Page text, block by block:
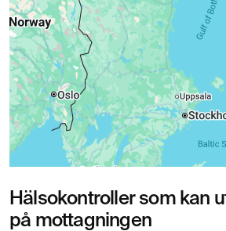
Hälsokontroller som kan
på mottagningen